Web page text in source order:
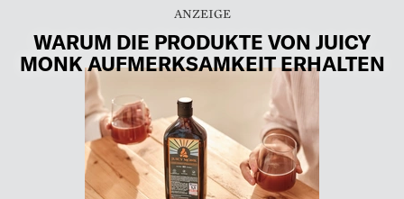
WARUM DIE PRODUKTE VON JUICY
MONK AUFMERKSAMKEIT ERHALTEN